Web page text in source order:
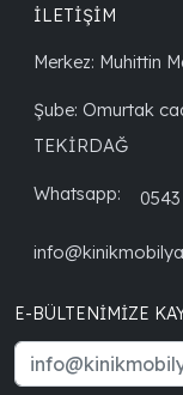
İLETİŞİM
Merkez: Muhittin
Şube: Omurtak
TEKİRDAĞ
Whatsapp:
E-BÜLTENIMIZE